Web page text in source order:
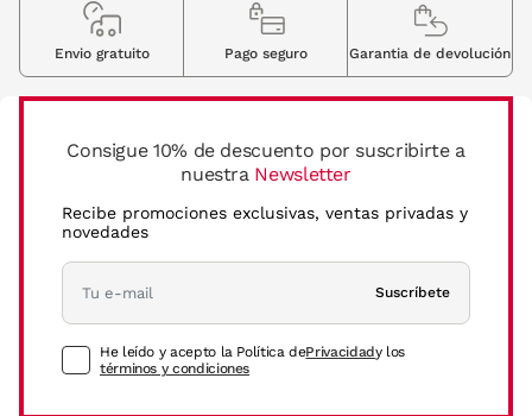
Consigue 10% de descuento por suscribirte a
nuestra Newsletter
Recibe promociones exclusivas, ventas privadas y
novedades
Suscríbete
He leído y acepto la Política dePrivacidady los
términos y condiciones
Envio gratuito Pago seguro Garantia de devolución